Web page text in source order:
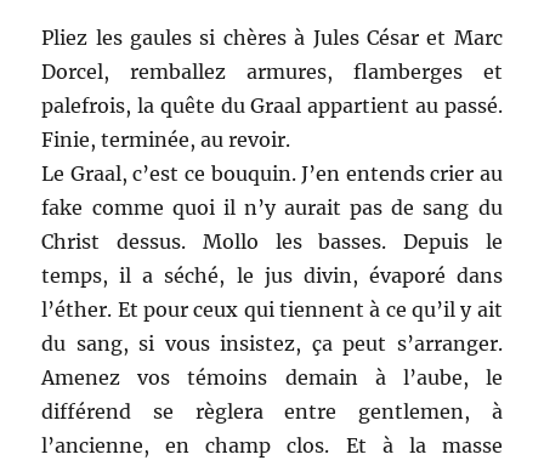
Pliez les gaules si chères à Jules César et Marc
Dorcel, remballez armures, flamberges et
palefrois, la quête du Graal appartient au passé.
Finie, terminée, au revoir.
Le Graal, c’est ce bouquin. J’en entends crier au
fake comme quoi il n’y aurait pas de sang du
Christ dessus. Mollo les basses. Depuis le
temps, il a séché, le jus divin, évaporé dans
l’éther. Et pour ceux qui tiennent à ce qu’il y ait
du sang, si vous insistez, ça peut s’arranger.
Amenez vos témoins demain à l’aube, le
différend se règlera entre gentlemen, à
l’ancienne, en champ clos. Et à la masse